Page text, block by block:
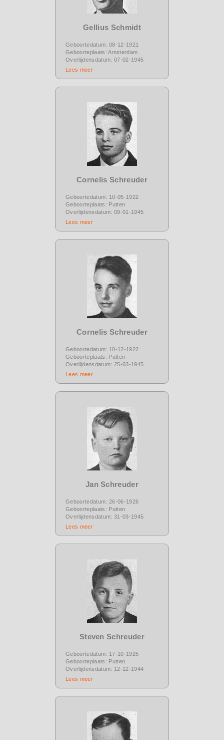
Gellius Schmidt
Geboortedatum: 08-12-1921
Geboorteplaats: Amsterdam
Overlijdensdatum: 07-02-1945
Lees meer
Cornelis Schreuder
Geboortedatum: 10-05-1922
Geboorteplaats: Putten
Overlijdensdatum: 09-01-1945
Lees meer
Cornelis Schreuder
Geboortedatum: 10-12-1922
Geboorteplaats: Putten
Overlijdensdatum: 25-03-1945
Lees meer
Jan Schreuder
Geboortedatum: 26-06-1926
Geboorteplaats: Putten
Overlijdensdatum: 31-03-1945
Lees meer
Steven Schreuder
Geboortedatum: 17-10-1925
Geboorteplaats: Putten
Overlijdensdatum: 12-12-1944
Lees meer